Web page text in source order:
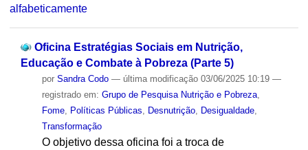
alfabeticamente
Oficina Estratégias Sociais em Nutrição,
Educação e Combate à Pobreza (Parte 5)
por Sandra Codo — última modificação03/06/2025 10:19 —
registrado em: Grupo de Pesquisa Nutrição e Pobreza,
Fome, Políticas Públicas Desnutrição, Desigualdade,
Transformação
O objetivo dessa oficina foi a troca de